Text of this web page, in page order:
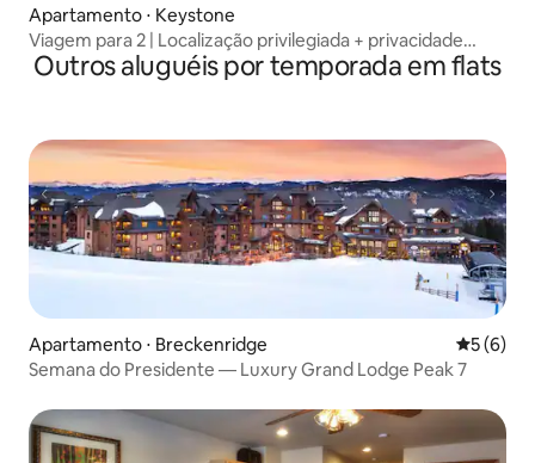
Apartamento ⋅ Keystone
Viagem para 2 | Localização privilegiada + privacidade
exclusiva!
Outros aluguéis por temporada em flats
Apartamento ⋅ Breckenridge 5 de
5 (6)
Semana do Presidente — Luxury Grand Lodge Peak 7